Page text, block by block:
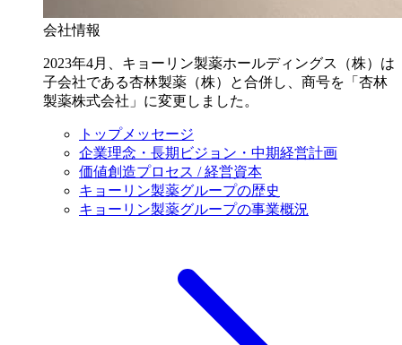
会社情報
2023年4月、キョーリン製薬ホールディングス（株）は
子会社である杏林製薬（株）と合併し、商号を「杏林
製薬株式会社」に変更しました。
トップメッセージ
企業理念・長期ビジョン・中期経営計画
価値創造プロセス / 経営資本
キョーリン製薬グループの歴史
キョーリン製薬グループの事業概況